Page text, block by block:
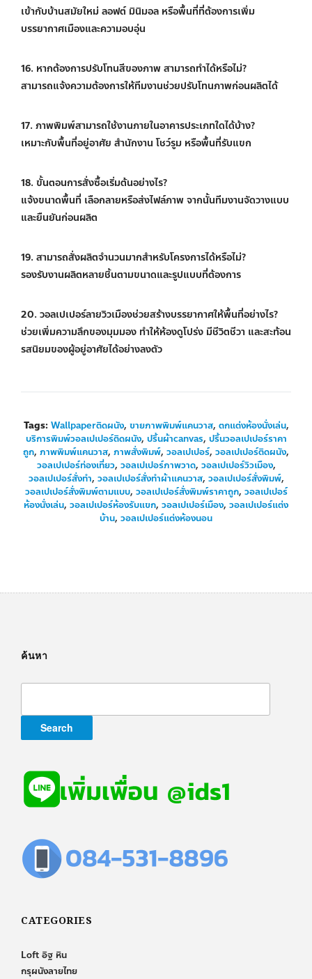
เข้ากับบ้านสมัยใหม่ ลอฟต์ มินิมอล หรือพื้นที่ที่ต้องการเพิ่ม
บรรยากาศเมืองและความอบอุ่น
16. หากต้องการปรับโทนสีของภาพ สามารถทำได้หรือไม่?
สามารถแจ้งความต้องการให้ทีมงานช่วยปรับโทนภาพก่อนผลิตได้
17. ภาพพิมพ์สามารถใช้งานภายในอาคารประเภทใดได้บ้าง?
เหมาะกับพื้นที่อยู่อาศัย สำนักงาน โชว์รูม หรือพื้นที่รับแขก
18. ขั้นตอนการสั่งซื้อเริ่มต้นอย่างไร?
แจ้งขนาดพื้นที่ เลือกลายหรือส่งไฟล์ภาพ จากนั้นทีมงานจัดวางแบบ
และยืนยันก่อนผลิต
19. สามารถสั่งผลิตจำนวนมากสำหรับโครงการได้หรือไม่?
รองรับงานผลิตหลายชิ้นตามขนาดและรูปแบบที่ต้องการ
20. วอลเปเปอร์ลายวิวเมืองช่วยสร้างบรรยากาศให้พื้นที่อย่างไร?
ช่วยเพิ่มความลึกของมุมมอง ทำให้ห้องดูโปร่ง มีชีวิตชีวา และสะท้อน
รสนิยมของผู้อยู่อาศัยได้อย่างลงตัว
Tags: Wallpaperติดผนัง, ขายภาพพิมพ์แคนวาส, ตกแต่งห้องนั่งเล่น,
บริการพิมพ์วอลเปเปอร์ติดผนัง, ปริ้นผ้าcanvas, ปริ้นวอลเปเปอร์ราคา
ถูก, ภาพพิมพ์แคนวาส, ภาพสั่งพิมพ์, วอลเปเปอร์, วอลเปเปอร์ติดผนัง,
วอลเปเปอร์ท่องเที่ยว, วอลเปเปอร์ภาพวาด, วอลเปเปอร์วิวเมือง,
วอลเปเปอร์สั่งทำ, วอลเปเปอร์สั่งทำผ้าแคนวาส, วอลเปเปอร์สั่งพิมพ์,
วอลเปเปอร์สั่งพิมพ์ตามแบบ, วอลเปเปอร์สั่งพิมพ์ราคาถูก, วอลเปเปอร์
ห้องนั่งเล่น, วอลเปเปอร์ห้องรับแขก, วอลเปเปอร์เมือง, วอลเปเปอร์แต่ง
บ้าน, วอลเปเปอร์แต่งห้องนอน
ค้นหา
CATEGORIES
Loft อิฐ หิน
กรุผนังลายไทย